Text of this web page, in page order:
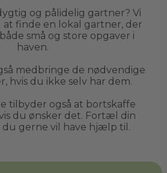
og pålidelig gartner? Vi
finde en lokal gartner, der
små og store opgaver i
haven.
medbringe de nødvendige
hvis du ikke selv har dem.
tilbyder også at bortskaffe
du ønsker det. Fortæl din
du gerne vil have hjælp til.